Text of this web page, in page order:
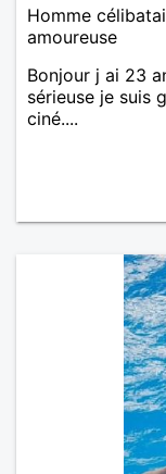
Homme
amoureuse
Bonjour j ai 23
sérieuse je suis
ciné....